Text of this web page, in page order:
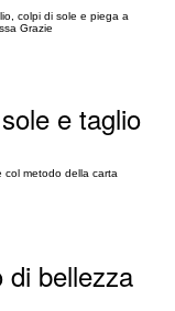
colpi di sole e piega a
Grazie
e taglio
col metodo della carta
di bellezza